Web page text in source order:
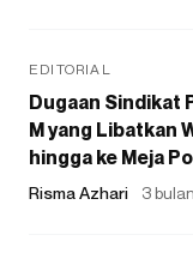
EDITORIAL
Dugaan Sindikat
M yang Libatkan
hingga ke Meja
Risma Azhari 3